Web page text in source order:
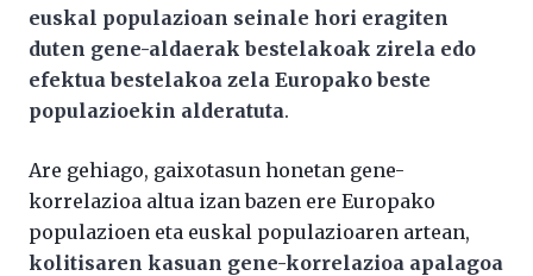
euskal populazioan seinale hori eragiten
duten gene-aldaerak bestelakoak zirela edo
efektua bestelakoa zela Europako beste
populazioekin alderatuta.
Are gehiago, gaixotasun honetan gene-
korrelazioa altua izan bazen ere Europako
populazioen eta euskal populazioaren artean,
kolitisaren kasuan gene-korrelazioa apalagoa